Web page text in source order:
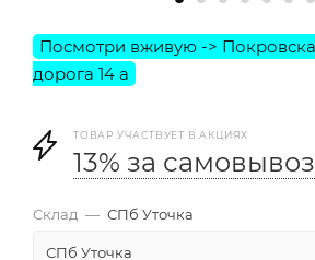
ТОВАР УЧАСТВУЕТ В АКЦИЯХ
13% за самовывоз
Склад — СПб Уточка
СПб Уточка